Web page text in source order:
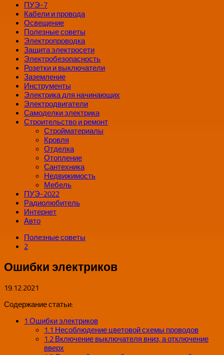
ПУЭ-7
Кабели и провода
Освещение
Полезные советы
Электропроводка
Защита электросети
Электробезопасность
Розетки и выключатели
Заземление
Инструменты
Электрика для начинающих
Электродвигатели
Самоделки электрика
Строительство и ремонт
Стройматериалы
Кровля
Отделка
Отопление
Сантехника
Недвижимость
Мебель
ПУЭ-2022
Радиолюбитель
Интернет
Авто
Полезные советы
2
Ошибки электриков
19.12.2021
Содержание статьи:
1 Ошибки электриков
1.1 Несоблюдение цветовой схемы проводов
1.2 Включение выключателя вниз, а отключение
вверх